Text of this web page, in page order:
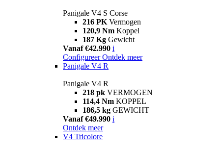
Panigale V4 S Corse
216 PK Vermogen
120,9 Nm Koppel
187 Kg Gewicht
Vanaf €42.990 i
Configureer Ontdek meer
Panigale V4 R
Panigale V4 R
218 pk VERMOGEN
114,4 Nm KOPPEL
186,5 kg GEWICHT
Vanaf €49.990 i
Ontdek meer
V4 Tricolore